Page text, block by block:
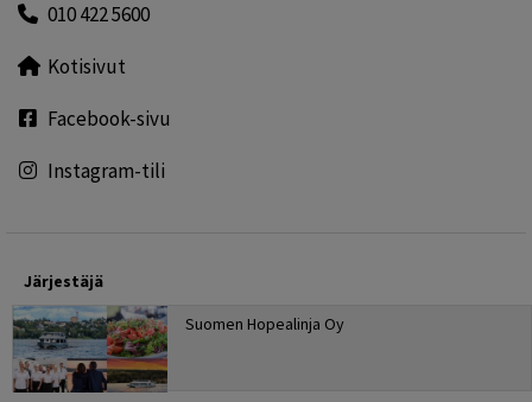
010 422 5600
Kotisivut
Facebook-sivu
Instagram-tili
Järjestäjä
Suomen Hopealinja Oy